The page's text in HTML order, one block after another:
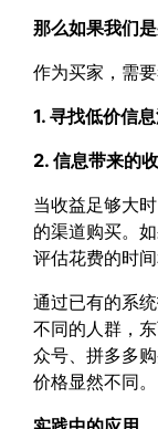
那么如果我们
作为买家，需
1. 寻找低价信
2. 信息带来的
当收益足够大
的渠道购买。
评估花费的时
通过已有的系
不同的人群，
众号、拼多多
价格显然不同。